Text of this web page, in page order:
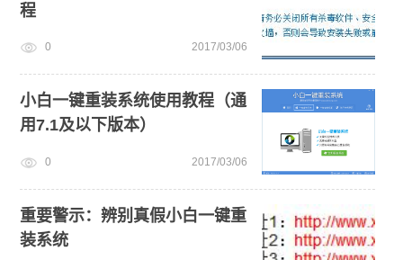
程
0 2017/03/06
小白一键重装系统使用教程（通
用7.1及以下版本）
0 2017/03/06
重要警示：辨别真假小白一键重
装系统